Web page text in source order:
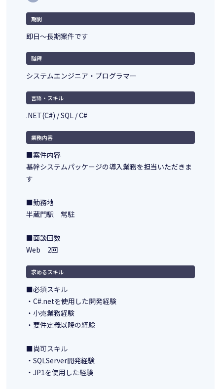
期間
即日～長期案件です
職種
システムエンジニア・プログラマー
言語・スキル
.NET(C#) / SQL / C#
業務内容
■案件内容
基幹システムパッケージの導入業務を担当いただきま
す
■勤務地
半蔵門駅 常駐
■面談回数
Web 2回
求めるスキル
■必須スキル
・C#.netを使用した開発経験
・小売業務経験
・要件定義以降の経験
■尚可スキル
・SQLServer開発経験
・JP1を使用した経験